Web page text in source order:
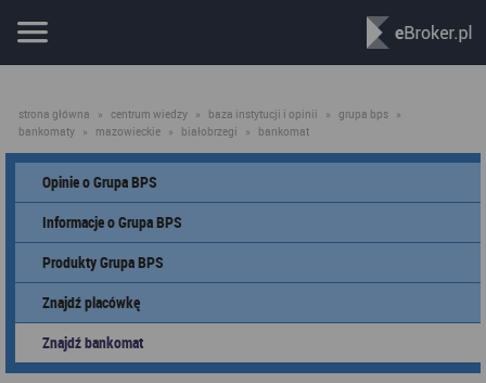
strona główna » centrum wiedzy » baza instytucji i opinii » grupa bps »
bankomaty » mazowieckie » białobrzegi » bankomat
Opinie o Grupa BPS
Informacje o Grupa BPS
Produkty Grupa BPS
Znajdź placówkę
Znajdź bankomat